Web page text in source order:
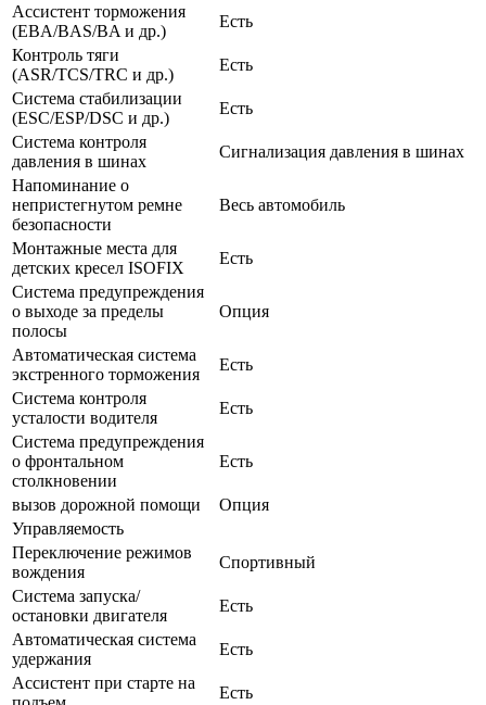
Ассистент торможения
(EBA/BAS/BA и др.)
Есть
Контроль тяги
(ASR/TCS/TRC и др.)
Есть
Система стабилизации
(ESC/ESP/DSC и др.)
Есть
Система контроля
давления в шинах
Сигнализация давления в шинах
Напоминание о
непристегнутом ремне
безопасности
Весь автомобиль
Монтажные места для
детских кресел ISOFIX
Есть
Система предупреждения
о выходе за пределы
полосы
Опция
Автоматическая система
экстренного торможения
Есть
Система контроля
усталости водителя
Есть
Система предупреждения
о фронтальном
столкновении
Есть
вызов дорожной помощи
Опция
Управляемость
Переключение режимов
вождения
Спортивный
Система запуска/
остановки двигателя
Есть
Автоматическая система
удержания
Есть
Ассистент при старте на
Есть